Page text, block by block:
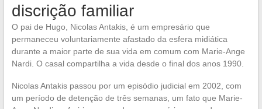
discrição familiar
O pai de Hugo, Nicolas Antakis, é um empresário que
permaneceu voluntariamente afastado da esfera midiática
durante a maior parte de sua vida em comum com Marie-Ange
Nardi. O casal compartilha a vida desde o final dos anos 1990.
Nicolas Antakis passou por um episódio judicial em 2002, com
um período de detenção de três semanas, um fato que Marie-